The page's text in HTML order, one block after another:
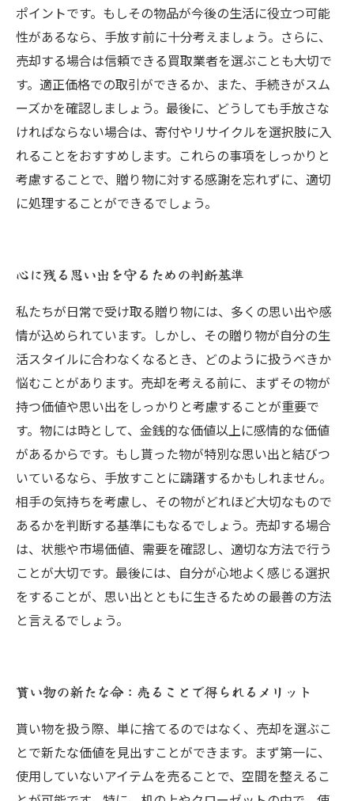
ポイントです。もしその物品が今後の生活に役立つ可能
性があるなら、手放す前に十分考えましょう。さらに、
売却する場合は信頼できる買取業者を選ぶことも大切で
す。適正価格での取引ができるか、また、手続きがスム
ーズかを確認しましょう。最後に、どうしても手放さな
ければならない場合は、寄付やリサイクルを選択肢に入
れることをおすすめします。これらの事項をしっかりと
考慮することで、贈り物に対する感謝を忘れずに、適切
に処理することができるでしょう。
心に残る思い出を守るための判断基準
私たちが日常で受け取る贈り物には、多くの思い出や感
情が込められています。しかし、その贈り物が自分の生
活スタイルに合わなくなるとき、どのように扱うべきか
悩むことがあります。売却を考える前に、まずその物が
持つ価値や思い出をしっかりと考慮することが重要で
す。物には時として、金銭的な価値以上に感情的な価値
があるからです。もし貰った物が特別な思い出と結びつ
いているなら、手放すことに躊躇するかもしれません。
相手の気持ちを考慮し、その物がどれほど大切なもので
あるかを判断する基準にもなるでしょう。売却する場合
は、状態や市場価値、需要を確認し、適切な方法で行う
ことが大切です。最後には、自分が心地よく感じる選択
をすることが、思い出とともに生きるための最善の方法
と言えるでしょう。
貰い物の新たな命：売ることで得られるメリット
貰い物を扱う際、単に捨てるのではなく、売却を選ぶこ
とで新たな価値を見出すことができます。まず第一に、
使用していないアイテムを売ることで、空間を整えるこ